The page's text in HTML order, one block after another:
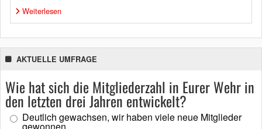
Weiterlesen
AKTUELLE UMFRAGE
Wie hat sich die Mitgliederzahl in Eurer Wehr in
den letzten drei Jahren entwickelt?
Deutlich gewachsen, wir haben viele neue Mitglieder